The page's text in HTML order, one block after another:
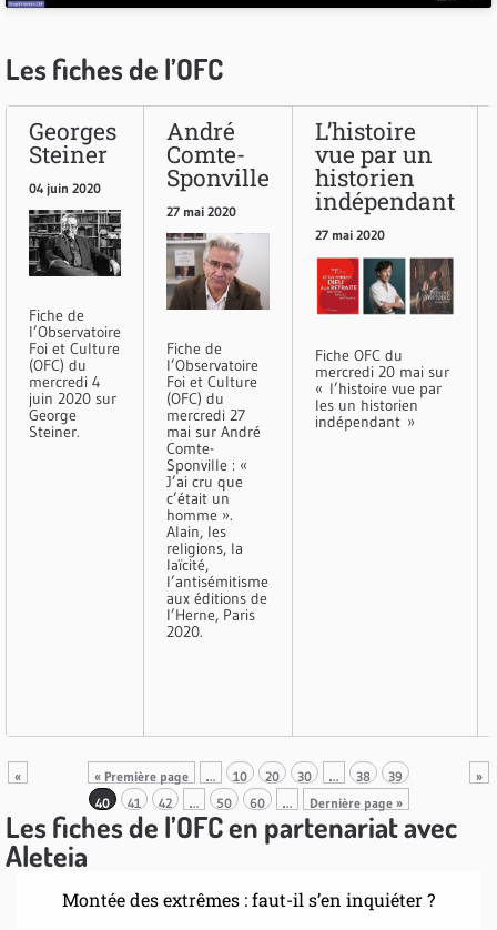
Les fiches de l’OFC
Georges
Steiner
04 juin 2020
Fiche de
l’Observatoire
Foi et Culture
(OFC) du
mercredi 4
juin 2020 sur
George
Steiner.
André
Comte-
Sponville
27 mai 2020
Fiche de
l’Observatoire
Foi et Culture
(OFC) du
mercredi 27
mai sur André
Comte-
Sponville : «
J’ai cru que
c’était un
homme ».
Alain, les
religions, la
laïcité,
l’antisémitisme
aux éditions de
l’Herne, Paris
2020.
L’histoire
vue par un
historien
indépendant
27 mai 2020
Fiche OFC du
mercredi 20 mai sur
« l’histoire vue par
les un historien
indépendant »
« Première page
« … 10 20 30 … 38
39
40
41 42 … 50 60 …
»
Dernière page »
Les fiches de l’OFC en partenariat avec
Aleteia
Montée des extrêmes : faut-il s’en inquiéter ?